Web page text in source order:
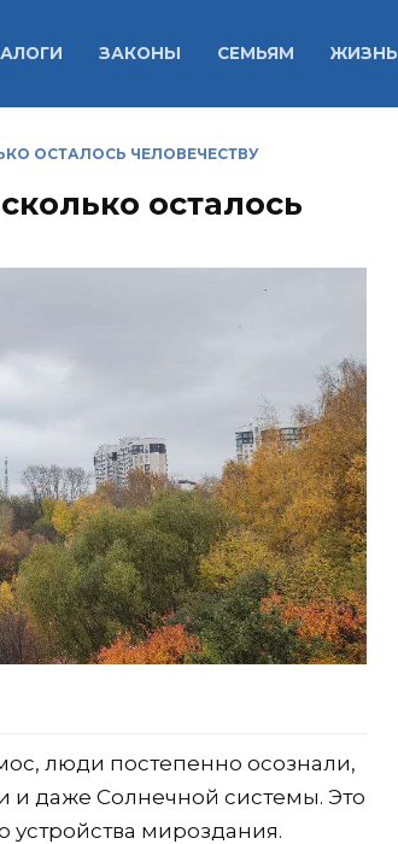
ЗАКОНЫ СЕМЬЯМ ЖИЗНЬ
ОСТАЛОСЬ ЧЕЛОВЕЧЕСТВУ
осталось
люди постепенно осознали,
и даже Солнечной системы. Это
мироздания.